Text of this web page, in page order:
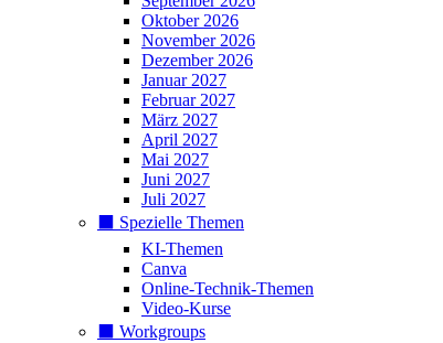
Oktober 2026
November 2026
Dezember 2026
Januar 2027
Februar 2027
März 2027
April 2027
Mai 2027
Juni 2027
Juli 2027
⬛️ Spezielle Themen
KI-Themen
Canva
Online-Technik-Themen
Video-Kurse
⬛️ Workgroups